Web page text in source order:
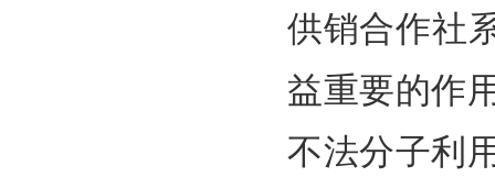
供销合作社
益重要的作
不法分子利